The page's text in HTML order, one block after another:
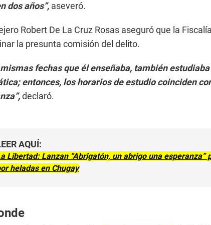
dos años”, aseveró.
Robert De La Cruz Rosas aseguró que la
la presunta comisión del delito.
mismas fechas que él enseñaba, también
entonces, los horarios de estudio coinciden
declaró.
AQUÍ:
Libertad: Lanzan “Abrigatón, un abrigo una esperanza”
heladas en Chugay